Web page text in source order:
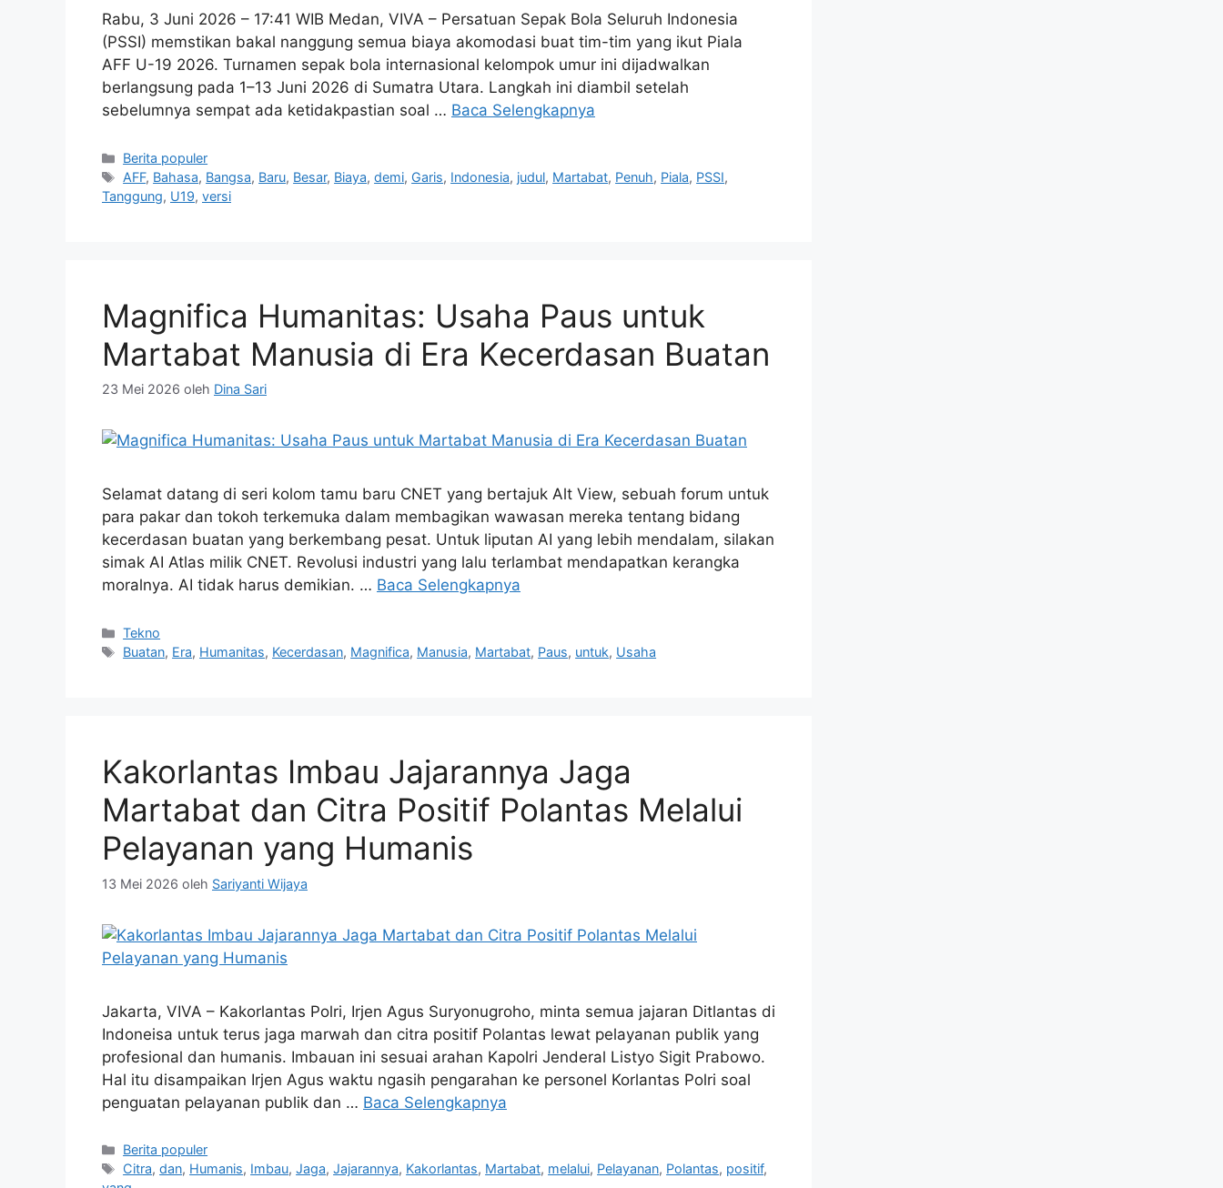
Rabu, 3 Juni 2026 – 17:41 WIB Medan, VIVA – Persatuan Sepak Bola Seluruh Indonesia
(PSSI) memstikan bakal nanggung semua biaya akomodasi buat tim-tim yang ikut Piala
AFF U-19 2026. Turnamen sepak bola internasional kelompok umur ini dijadwalkan
berlangsung pada 1–13 Juni 2026 di Sumatra Utara. Langkah ini diambil setelah
sebelumnya sempat ada ketidakpastian soal … Baca Selengkapnya
Kategori
Berita populer
Tag
AFF, Bahasa, Bangsa, Baru, Besar, Biaya,demi, Garis, Indonesia, judul, Martabat, Penuh, Piala, PSSI,
Tanggung, U19, versi
Magnifica Humanitas: Usaha Paus untuk
Martabat Manusia di Era Kecerdasan Buatan
23 Mei 2026 oleh Dina Sari
Selamat datang di seri kolom tamu baru CNET yang bertajuk Alt View, sebuah forum untuk
para pakar dan tokoh terkemuka dalam membagikan wawasan mereka tentang bidang
kecerdasan buatan yang berkembang pesat. Untuk liputan AI yang lebih mendalam, silakan
simak AI Atlas milik CNET. Revolusi industri yang lalu terlambat mendapatkan kerangka
moralnya. AI tidak harus demikian. … Baca Selengkapnya
Kategori
Tekno
Tag
Buatan, Era, Humanitas, Kecerdasan, Magnifica, Manusia, Martabat, Paus, untuk, Usaha
Kakorlantas Imbau Jajarannya Jaga
Martabat dan Citra Positif Polantas Melalui
Pelayanan yang Humanis
13 Mei 2026 oleh Sariyanti Wijaya
Jakarta, VIVA – Kakorlantas Polri, Irjen Agus Suryonugroho, minta semua jajaran Ditlantas di
Indoneisa untuk terus jaga marwah dan citra positif Polantas lewat pelayanan publik yang
profesional dan humanis. Imbauan ini sesuai arahan Kapolri Jenderal Listyo Sigit Prabowo.
Hal itu disampaikan Irjen Agus waktu ngasih pengarahan ke personel Korlantas Polri soal
penguatan pelayanan publik dan … Baca Selengkapnya
Kategori
Berita populer
Tag
Citra,dan, Humanis, Imbau,Jaga,Jajarannya, Kakorlantas, Martabat, melalui, Pelayanan, Polantas, positif,